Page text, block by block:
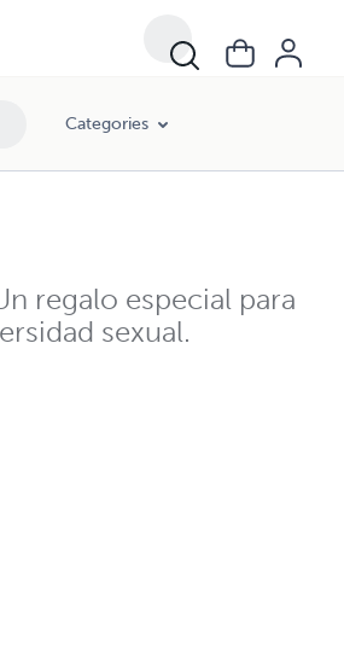
Categories
regalo especial para
sexual.